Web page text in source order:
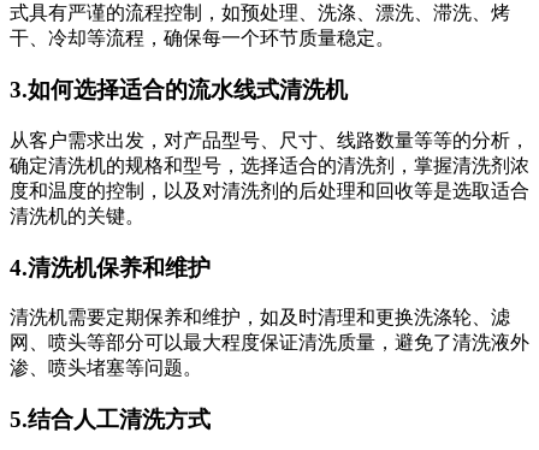
式具有严谨的流程控制，如预处理、洗涤、漂洗、滞洗、烤
干、冷却等流程，确保每一个环节质量稳定。
3.如何选择适合的流水线式清洗机
从客户需求出发，对产品型号、尺寸、线路数量等等的分析，
确定清洗机的规格和型号，选择适合的清洗剂，掌握清洗剂浓
度和温度的控制，以及对清洗剂的后处理和回收等是选取适合
清洗机的关键。
4.清洗机保养和维护
清洗机需要定期保养和维护，如及时清理和更换洗涤轮、滤
网、喷头等部分可以最大程度保证清洗质量，避免了清洗液外
渗、喷头堵塞等问题。
5.结合人工清洗方式